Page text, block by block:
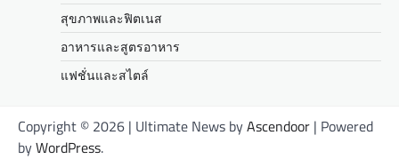
สุขภาพและฟิตเนส
อาหารและสูตรอาหาร
แฟชั่นและสไตล์
Copyright © 2026 | Ultimate News byAscendoor | Powered
byWordPress.